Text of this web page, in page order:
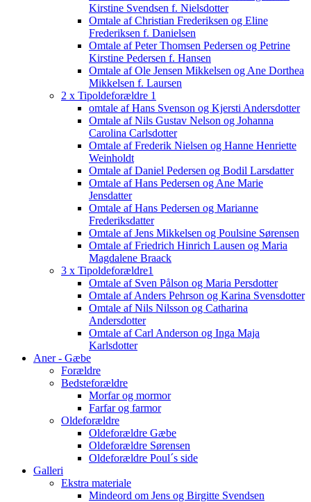
Kirstine Svendsen f. Nielsdotter
Omtale af Christian Frederiksen og Eline
Frederiksen f. Danielsen
Omtale af Peter Thomsen Pedersen og Petrine
Kirstine Pedersen f. Hansen
Omtale af Ole Jensen Mikkelsen og Ane Dorthea
Mikkelsen f. Laursen
2 x Tipoldeforældre 1
omtale af Hans Svenson og Kjersti Andersdotter
Omtale af Nils Gustav Nelson og Johanna
Carolina Carlsdotter
Omtale af Frederik Nielsen og Hanne Henriette
Weinholdt
Omtale af Daniel Pedersen og Bodil Larsdatter
Omtale af Hans Pedersen og Ane Marie
Jensdatter
Omtale af Hans Pedersen og Marianne
Frederiksdatter
Omtale af Jens Mikkelsen og Poulsine Sørensen
Omtale af Friedrich Hinrich Lausen og Maria
Magdalene Braack
3 x Tipoldeforældre1
Omtale af Sven Pålson og Maria Persdotter
Omtale af Anders Pehrson og Karina Svensdotter
Omtale af Nils Nilsson og Catharina
Andersdotter
Omtale af Carl Anderson og Inga Maja
Karlsdotter
Aner - Gæbe
Forældre
Bedsteforældre
Morfar og mormor
Farfar og farmor
Oldeforældre
Oldeforældre Gæbe
Oldeforældre Sørensen
Oldeforældre Poul´s side
Galleri
Ekstra materiale
Mindeord om Jens og Birgitte Svendsen